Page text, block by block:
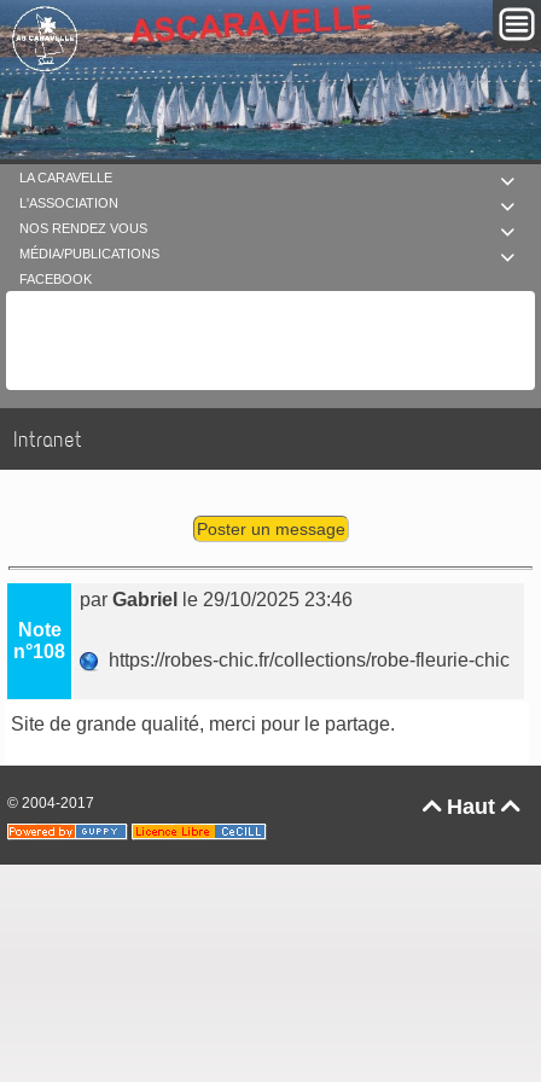

LA CARAVELLE

L'ASSOCIATION

NOS RENDEZ VOUS

MÉDIA/PUBLICATIONS
FACEBOOK
Intranet
Poster un message
Note
n°108
parGabriel le 29/10/2025 23:46
https://robes-chic.fr/collections/robe-fleurie-chic
Site de grande qualité, merci pour le partage.
Haut 
© 2004-2017